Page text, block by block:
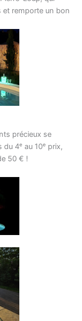
et remporte un bon
précieux se
4ᵉ au 10ᵉ prix,
50 € !